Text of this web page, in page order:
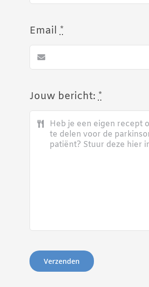
Email*
Jouw bericht:*
Verzenden